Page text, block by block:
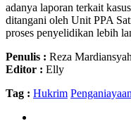
adanya laporan terkait
ditangani oleh Unit PPA
proses penyelidikan lebih
Penulis : Reza Mardiansyah
Editor : Elly
Tag : Hukrim Penganiayaan